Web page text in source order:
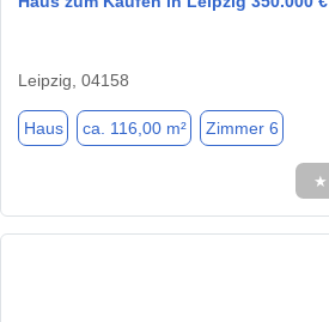
Leipzig, 04158
Haus ca. 116,00 m² Zimmer 6
★